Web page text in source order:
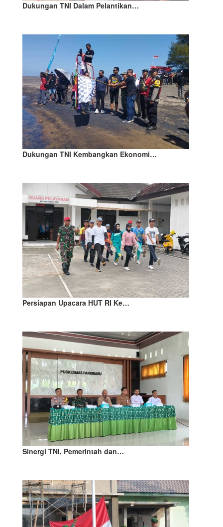
Dukungan TNI Dalam Pelantikan…
Dukungan TNI Kembangkan Ekonomi…
Persiapan Upacara HUT RI Ke…
Sinergi TNI, Pemerintah dan…